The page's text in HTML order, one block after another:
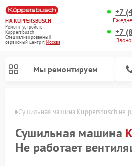
FIX-KUPPERSBUSCH
Ремонт устройств
Kuppersbusch
Специализированный
cервисный центр г.Москва
+7
+7
Мы ремонтируем
Сушильная машина Kuppersbusch не
Сушильная машина
Не работает